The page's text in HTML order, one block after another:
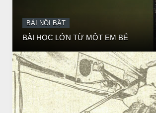
BÀI NỔI BẬT
Huyền thoại vô danh - Bồ Tát đời thường